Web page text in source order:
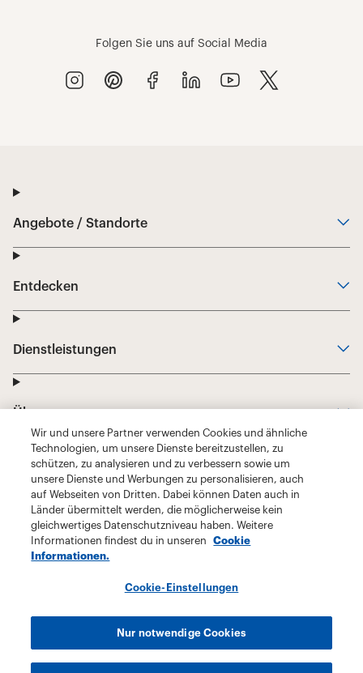
Wir und unsere Partner verwenden Cookies und ähnliche
Technologien, um unsere Dienste bereitzustellen, zu
schützen, zu analysieren und zu verbessern sowie um
unsere Dienste und Werbungen zu personalisieren, auch
auf Webseiten von Dritten. Dabei können Daten auch in
Länder übermittelt werden, die möglicherweise kein
gleichwertiges Datenschutzniveau haben. Weitere
Informationen findest du in unseren
Cookie
Informationen.
Cookie-Einstellungen
Nur notwendige Cookies